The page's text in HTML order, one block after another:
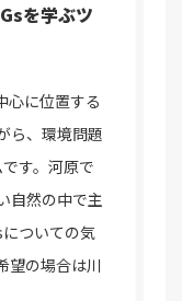
を学ぶツ
心に位置する
ら、環境問題
す。河原で
自然の中で主
ついての気
望の場合は川